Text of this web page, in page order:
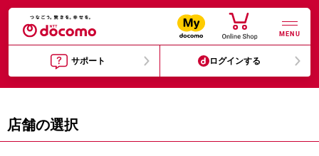
MENU
サポート ログインする
店舗の選択